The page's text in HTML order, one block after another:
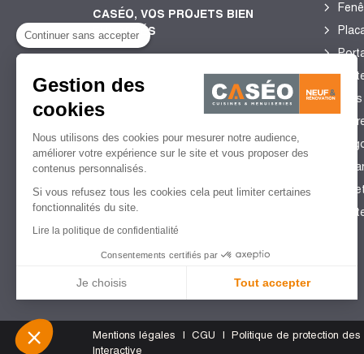
Continuer sans accepter
Gestion des
cookies
Nous utilisons des cookies pour mesurer notre audience,
améliorer votre expérience sur le site et vous proposer des
contenus personnalisés.
Si vous refusez tous les cookies cela peut limiter certaines
fonctionnalités du site.
Lire la politique de confidentialité
Consentements certifiés par
Je choisis Tout accepter
Notre plateforme vous permet d'adapter et de gérer vos
CASÉO, VOS PROJETS BIEN
ENCADRÉS
4,4/5
de satisfaction client
2 752 Avis certifiés Guest
Mentions légales CGU
Politique de protection
Interactive